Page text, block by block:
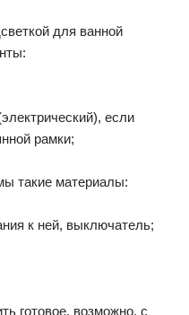
для ванной
если
рамки;
такие материалы:
к ней, выключатель;
готовое, возможно, с